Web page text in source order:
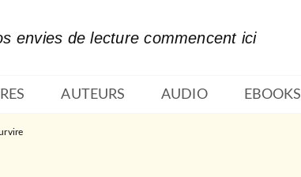
envies de lecture commencent ici
AUTEURS AUDIO EBOOKS